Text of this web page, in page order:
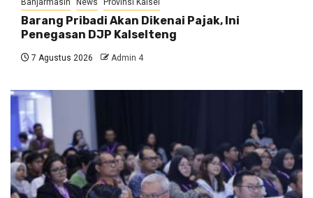
Barang Pribadi Akan Dikenai Pajak, Ini
Penegasan DJP Kalselteng
7 Agustus 2026 Admin 4